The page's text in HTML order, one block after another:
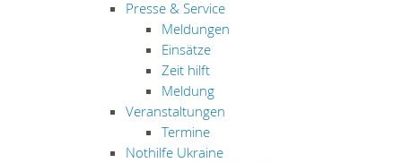
Presse & Service
Meldungen
Einsätze
Zeit hilft
Meldung
Veranstaltungen
Termine
Nothilfe Ukraine